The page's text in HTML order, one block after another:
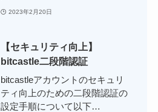
2023年2月20日
【セキュリティ向上】
bitcastle二段階認証
bitcastleアカウントのセキュリ
ティ向上のための二段階認証の
設定手順について以下…